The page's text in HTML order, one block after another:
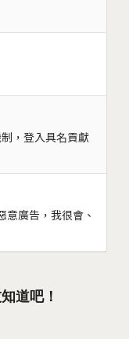
，登入具名貢獻
意廣告，我很會、
道吧！